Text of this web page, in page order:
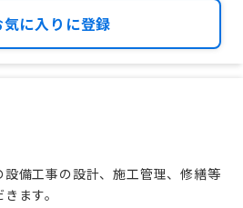
気に入りに登録
備工事の設計、施工管理、修繕等
ます。